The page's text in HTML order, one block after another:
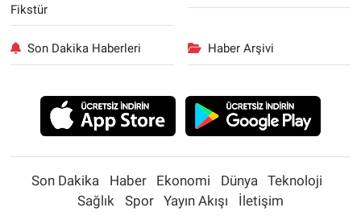
Fikstür
Son Dakika Haberleri Haber Arşivi
Son Dakika Haber Ekonomi Dünya
Teknoloji
Sağlık
Spor Yayın Akışı İletişim